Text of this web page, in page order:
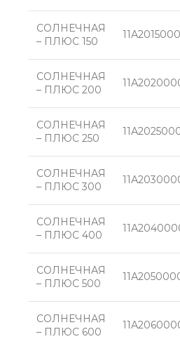
СОЛНЕЧНАЯ
– ПЛЮС 150
11А2015000
СОЛНЕЧНАЯ
– ПЛЮС 200
СОЛНЕЧНАЯ
– ПЛЮС 250
СОЛНЕЧНАЯ
– ПЛЮС 300
СОЛНЕЧНАЯ
– ПЛЮС 400
СОЛНЕЧНАЯ
– ПЛЮС 500
СОЛНЕЧНАЯ
– ПЛЮС 600